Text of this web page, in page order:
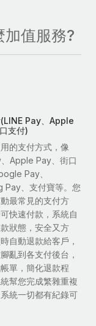
加值服務?
Pay、Apple
支付)
的支付方式，像
、Apple Pay、街口
Pay、
Pay、支付寶等。您
最常見的支付方
快速付款，系統自
狀態，安全又方
自動退款給客戶，
亂到各支付後台，
單，簡化退款程
幫您完成繁雜重複
統一切都有紀錄可